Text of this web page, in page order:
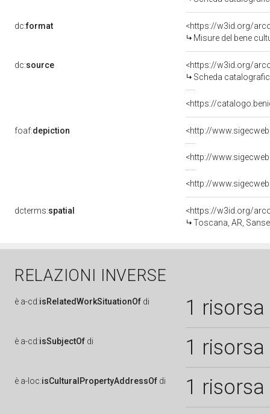
dc:format
<https://w3id.org/
Misure del bene
dc:source
<https://w3id.org/
Scheda
<https://
foaf:depiction <http://
<http://
<http://
dcterms:spatial
<https://w3id.org/
Toscana, AR,
RELAZIONI INVERSE
è a-cd:isRelatedWorkSituationOf di 1 risorsa
è a-cd:isSubjectOf di 1 risorsa
è a-loc:isCulturalPropertyAddressOf di 1 risorsa